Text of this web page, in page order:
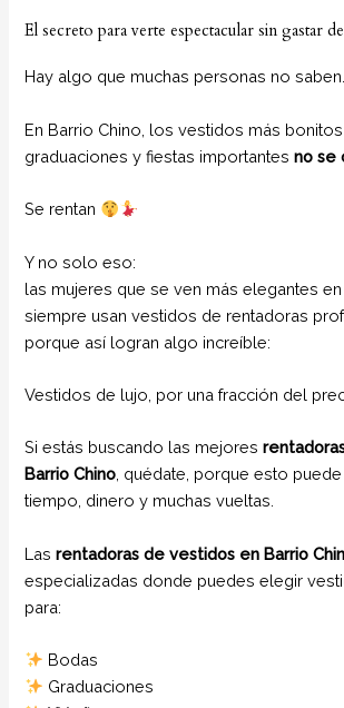
El secreto para verte espectacular sin gastar
Hay algo que muchas personas no
En Barrio Chino, los vestidos más bonitos
graduaciones y fiestas importantesno se
Se rentan
Y no solo eso:
las mujeres que se ven más elegantes
siempre usan vestidos de rentadoras
porque así logran algo increíble:
Vestidos de lujo, por una fracción del
Si estás buscando las mejores
Barrio Chino , quédate, porque esto
tiempo, dinero y muchas vueltas.
Lasrentadoras de vestidos en Barrio
especializadas donde puedes elegir
para:
Bodas
Graduaciones